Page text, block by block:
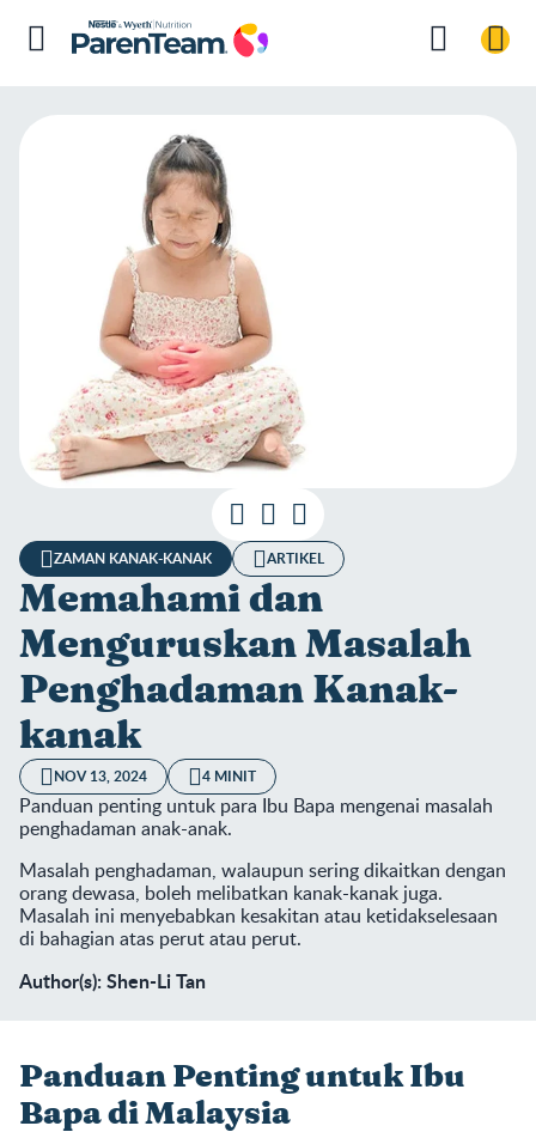
ZAMAN KANAK-KANAK ARTIKEL
Memahami dan
Menguruskan Masalah
Penghadaman Kanak-
kanak
NOV 13, 2024 4 MINIT
Panduan penting untuk para Ibu Bapa mengenai masalah
penghadaman anak-anak.
Masalah penghadaman, walaupun sering dikaitkan dengan
orang dewasa, boleh melibatkan kanak-kanak juga.
Masalah ini menyebabkan kesakitan atau ketidakselesaan
di bahagian atas perut atau perut.
Author(s): Shen-Li Tan
Panduan Penting untuk Ibu
Bapa di Malaysia